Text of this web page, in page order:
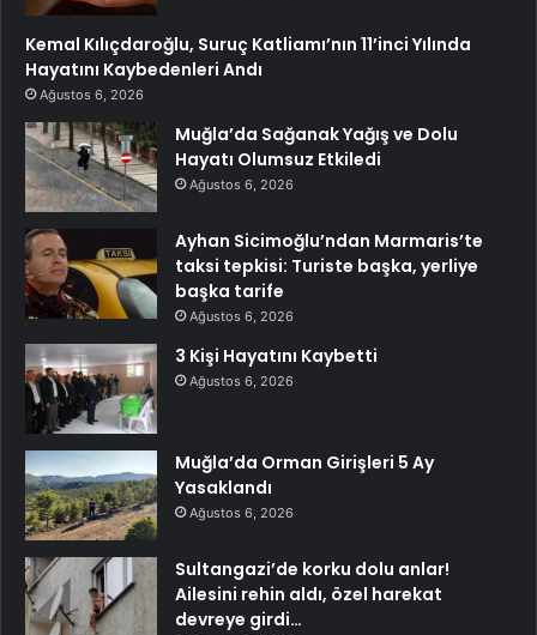
Kemal Kılıçdaroğlu, Suruç Katliamı’nın 11’inci Yılında
Hayatını Kaybedenleri Andı
Ağustos 6, 2026
Muğla’da Sağanak Yağış ve Dolu
Hayatı Olumsuz Etkiledi
Ağustos 6, 2026
Ayhan Sicimoğlu’ndan Marmaris’te
taksi tepkisi: Turiste başka, yerliye
başka tarife
Ağustos 6, 2026
3 Kişi Hayatını Kaybetti
Ağustos 6, 2026
Muğla’da Orman Girişleri 5 Ay
Yasaklandı
Ağustos 6, 2026
Sultangazi’de korku dolu anlar!
Ailesini rehin aldı, özel harekat
devreye girdi…